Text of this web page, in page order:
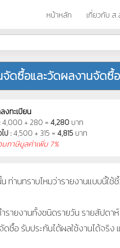
หน้าหลัก เกี่ยวกับ ส
จัดซื้อและวัดผลงานจัดซื้อ
งทะเบียน
4,000 + 280 = 4,280บาท
ป :4,500 + 315 = 4,815บาท
มภาษีมูลค่าเพิ่ม 7%
ท่านทราบไหมว่ารายงานแบบนี้ใ
ายงานทั้งชนิดรายวัน รายสัปดา
อ รับประกันได้ผลใช้งานได้จริง